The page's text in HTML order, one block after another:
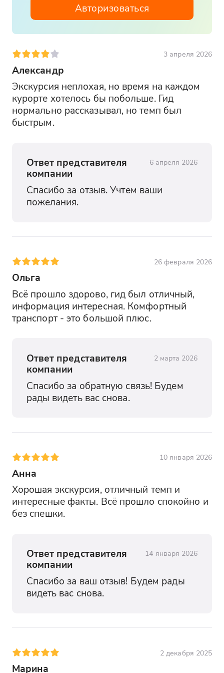
Авторизоваться
3 апреля 2026
Александр
Экскурсия неплохая, но время на каждом
курорте хотелось бы побольше. Гид
нормально рассказывал, но темп был
быстрым.
Ответ представителя
компании
6 апреля 2026
Спасибо за отзыв. Учтем ваши
пожелания.
26 февраля 2026
Ольга
Всё прошло здорово, гид был отличный,
информация интересная. Комфортный
транспорт - это большой плюс.
Ответ представителя
компании
2 марта 2026
Спасибо за обратную связь! Будем
рады видеть вас снова.
10 января 2026
Анна
Хорошая экскурсия, отличный темп и
интересные факты. Всё прошло спокойно и
без спешки.
Ответ представителя
компании
14 января 2026
Спасибо за ваш отзыв! Будем рады
видеть вас снова.
2 декабря 2025
Марина